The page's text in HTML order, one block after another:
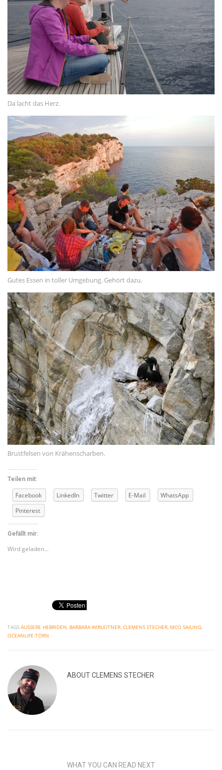
Da lacht das Herz.
Gutes Essen in toller Umgebung. Gehört dazu.
Brustfelsen von Krähenscharben.
Teilen mit:
Facebook LinkedIn Twitter E-Mail
WhatsApp
Pinterest
Gefällt mir:
Wird geladen...
TAGS ÄUSSERE HEBRIDEN , BARBARA WIRLEITNER, CLEMENS STECHER, MCO SAILING,
OCEANLIFE-TÖRN
ABOUTCLEMENS STECHER
WHAT YOU CAN READ NEXT